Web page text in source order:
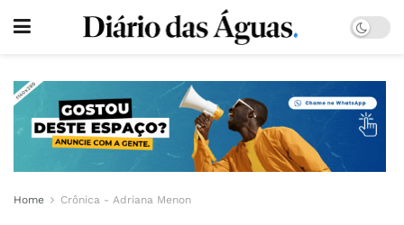
Home Crônica - Adriana Menon